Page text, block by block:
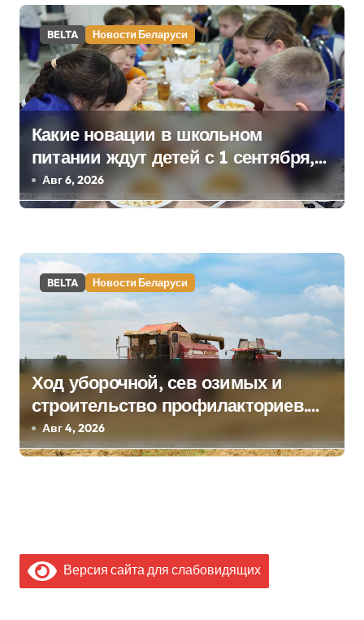
а
п
и
с
я
м
BELTA Новости Беларуси
Какие новации в школьном
питании ждут детей с 1 сентября,
рассказали в правительстве
Авг 6, 2026
BELTA Новости Беларуси
Ход уборочной, сев озимых и
строительство профилакториев.
Лукашенко заслушал доклад главы
Минсельхозпрода
Авг 4, 2026
Версия сайта для слабовидящих